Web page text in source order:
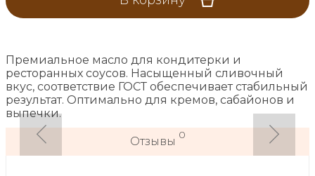
Премиальное масло для кондитерки и
ресторанных соусов. Насыщенный сливочный
вкус, соответствие ГОСТ обеспечивает стабильный
результат. Оптимально для кремов, сабайонов и
выпечки.
Отзывы 0